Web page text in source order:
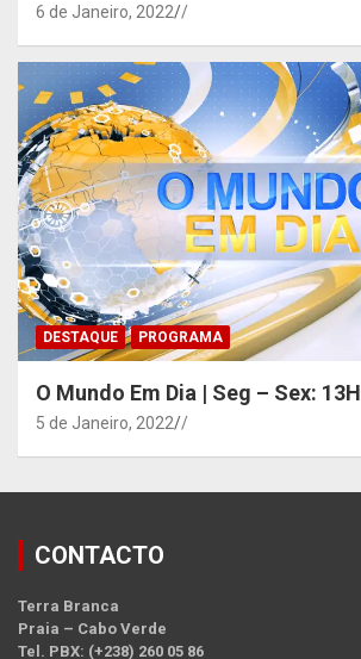
6 de Janeiro, 2022 /
DESTAQUE PROGRAMA
O Mundo Em Dia | Seg – Sex: 13H
5 de Janeiro, 2022 /
CONTACTO
Terra Branca
Praia – Cabo Verde
Tel. PBX: (+238) 260 05 86